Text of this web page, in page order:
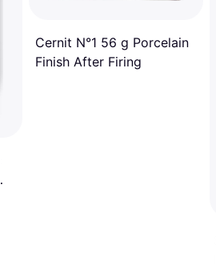
Cernit N°1 56 g Porcelain
Finish After Firing